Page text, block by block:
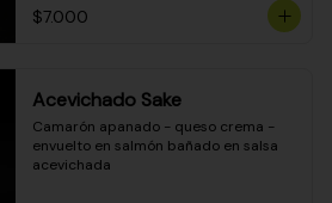
$7.000
Acevichado Sake
Camarón apanado - queso crema -
envuelto en salmón bañado en salsa
acevichada